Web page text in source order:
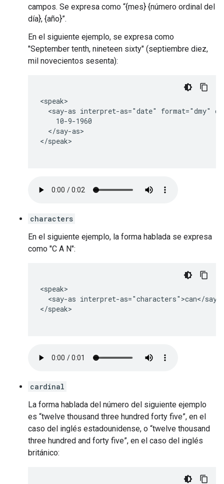
campos. Se expresa como “{mes} {número ordinal del
día}, {año}”.
En el siguiente ejemplo, se expresa como
"September tenth, nineteen sixty" (septiembre diez,
mil novecientos sesenta):
<speak>
<say-as interpret-as="date" format="dmy"
    10-9-1960
  </say-as>
</speak>
characters
En el siguiente ejemplo, la forma hablada se expresa
como "C A N":
<speak>
<say-as interpret-as="characters">can</say-
</speak>
cardinal
La forma hablada del número del siguiente ejemplo
es “twelve thousand three hundred forty five”, en el
caso del inglés estadounidense, o “twelve thousand
three hundred and forty five”, en el caso del inglés
británico: